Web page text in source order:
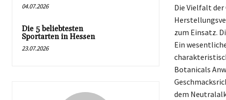
04.07.2026
Die 5 beliebtesten
Sportarten in Hessen
23.07.2026
Die Vielfalt
zum Einsatz.
Ein
Botanicals
dem